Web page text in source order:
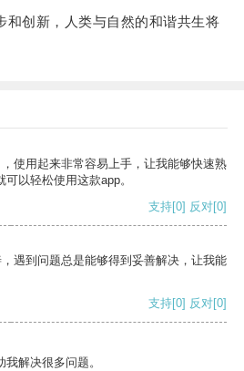
创新，人类与自然的和谐共生将
使用起来非常容易上手，让我能够快速熟
以轻松使用这款app。
支持[0] 反对[0]
遇到问题总是能够得到妥善解决，让我能
支持[0] 反对[0]
解决很多问题。